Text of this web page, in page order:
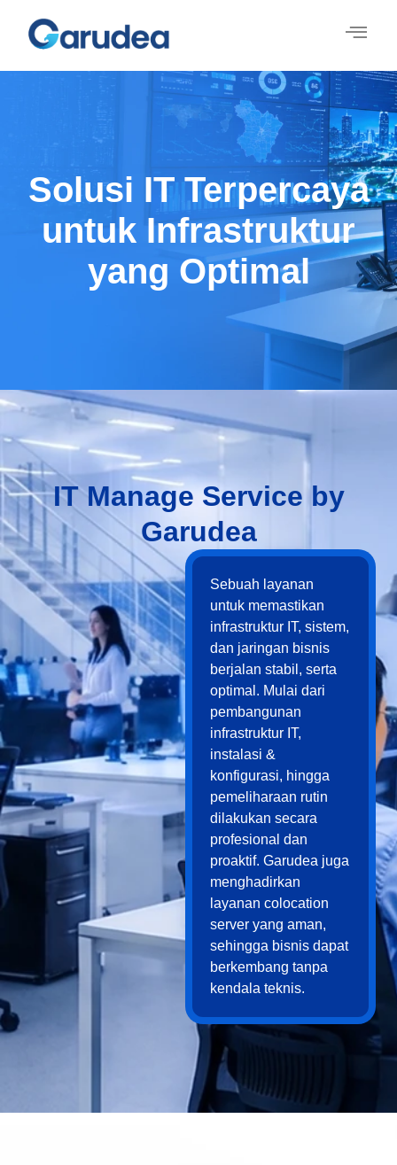
Solusi IT Terpercaya
untuk Infrastruktur
yang Optimal
IT Manage Service by
Garudea
Sebuah layanan
untuk memastikan
infrastruktur IT, sistem,
dan jaringan bisnis
berjalan stabil, serta
optimal. Mulai dari
pembangunan
infrastruktur IT,
instalasi &
konfigurasi, hingga
pemeliharaan rutin
dilakukan secara
profesional dan
proaktif. Garudea juga
menghadirkan
layanan colocation
server yang aman,
sehingga bisnis dapat
berkembang tanpa
kendala teknis.